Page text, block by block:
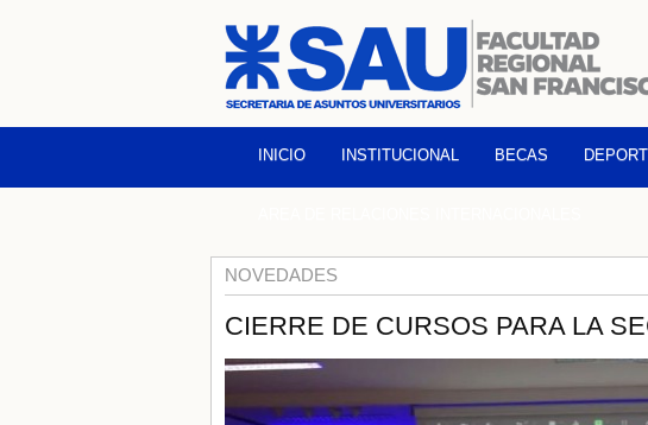
INICIO INSTITUCIONAL BECAS
NOVEDADES
CIERRE DE CURSOS PARA LA